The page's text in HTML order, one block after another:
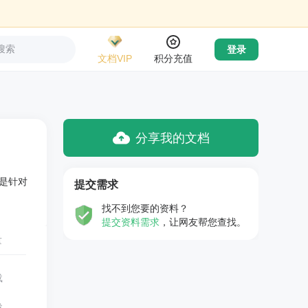
索
文档VIP
积分充值
登录
针对
分享我的文档
提交需求
找不到您要的资料？
提交资料需求 ，让网友帮您查找。